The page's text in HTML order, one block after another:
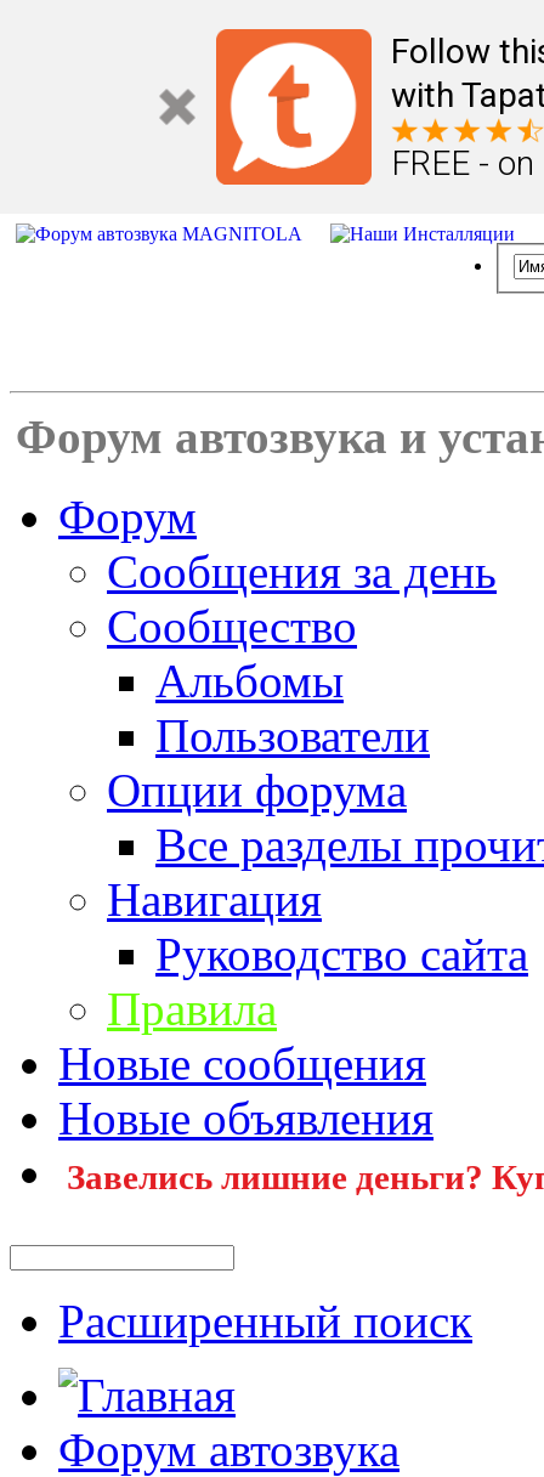
Follow
with
FREE -
Форум автозвука и
Форум
Сообщения за день
Сообщество
Альбомы
Пользователи
Опции форума
Все разделы
Навигация
Руководство сайта
Правила
Новые сообщения
Новые объявления
Завелись лишние деньги?
Расширенный поиск
Форум автозвука